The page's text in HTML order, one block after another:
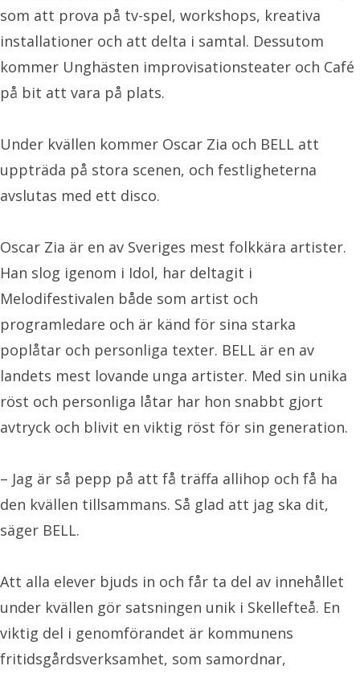
som att prova på tv-spel, workshops, kreativa
installationer och att delta i samtal. Dessutom
kommer Unghästen improvisationsteater och Café
på bit att vara på plats.
Under kvällen kommer Oscar Zia och BELL att
uppträda på stora scenen, och festligheterna
avslutas med ett disco.
Oscar Zia är en av Sveriges mest folkkära artister.
Han slog igenom i Idol, har deltagit i
Melodifestivalen både som artist och
programledare och är känd för sina starka
poplåtar och personliga texter. BELL är en av
landets mest lovande unga artister. Med sin unika
röst och personliga låtar har hon snabbt gjort
avtryck och blivit en viktig röst för sin generation.
– Jag är så pepp på att få träffa allihop och få ha
den kvällen tillsammans. Så glad att jag ska dit,
säger BELL.
Att alla elever bjuds in och får ta del av innehållet
under kvällen gör satsningen unik i Skellefteå. En
viktig del i genomförandet är kommunens
fritidsgårdsverksamhet, som samordnar,